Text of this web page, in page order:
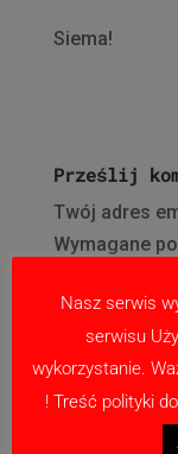
Siema!
Prześlij
Twój adres
Wymagane
Nasz serwis
serwisu
wykorzystanie.
! Treść polityki